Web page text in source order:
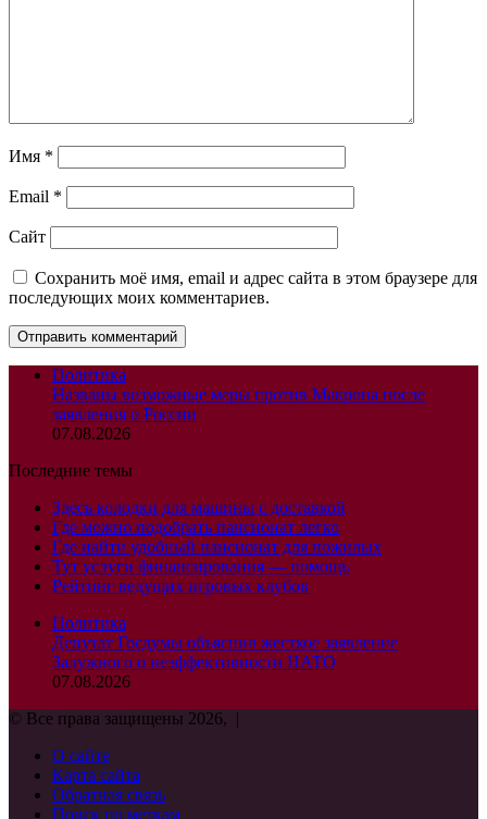
Имя *
Email *
Сайт
Сохранить моё имя, email и адрес сайта в этом браузере для
последующих моих комментариев.
Политика
Названы возможные меры против Макрона после
заявления о России
07.08.2026
Последние темы
Здесь колодки для машины с доставкой
Где можно подобрать пансионат легко
Где найти удобный пансионат для пожилых
Тут услуги финансирования — помощь
Рейтинг ведущих игровых клубов
Политика
Депутат Госдумы объяснил жесткое заявление
Залужного о неэффективности НАТО
07.08.2026
© Все права защищены 2026, |
О сайте
Карта сайта
Обратная связь
Поиск по меткам